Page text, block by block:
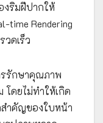
งริมฝีปากให้
time Rendering
วดเร็ว
รรักษาคุณภาพ
โดยไม่ทำให้เกิด
สำคัญของใบหน้า